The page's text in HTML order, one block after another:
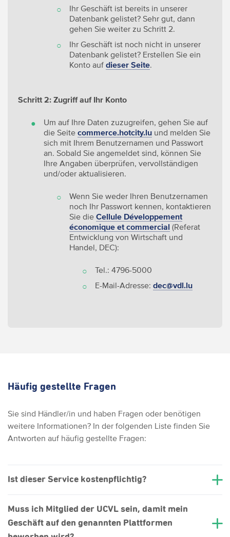
Ihr Geschäft ist bereits in unserer
Datenbank gelistet? Sehr gut, dann
gehen Sie weiter zu Schritt 2.
Ihr Geschäft ist noch nicht in unserer
Datenbank gelistet? Erstellen Sie ein
Konto auf dieser Seite.
Schritt 2: Zugriff auf Ihr Konto
Um auf Ihre Daten zuzugreifen, gehen Sie auf
die Seite commerce.hotcity.lu und melden Sie
sich mit Ihrem Benutzernamen und Passwort
an. Sobald Sie angemeldet sind, können Sie
Ihre Angaben überprüfen, vervollständigen
und/oder aktualisieren.
Wenn Sie weder Ihren Benutzernamen
noch Ihr Passwort kennen, kontaktieren
Sie die Cellule Développement
économique et commercial (Referat
Entwicklung von Wirtschaft und
Handel, DEC):
Tel.: 4796-5000
E-Mail-Adresse: dec@vdl.lu
Häufig gestellte Fragen
Sie sind Händler/in und haben Fragen oder benötigen
weitere Informationen? In der folgenden Liste finden Sie
Antworten auf häufig gestellte Fragen:
Ist dieser Service kostenpflichtig?
Muss ich Mitglied der UCVL sein, damit mein
Geschäft auf den genannten Plattformen